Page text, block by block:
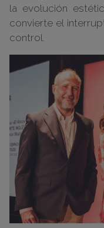
la evolución
convierte el
control.